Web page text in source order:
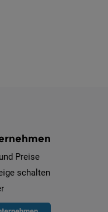
Preise
schalten